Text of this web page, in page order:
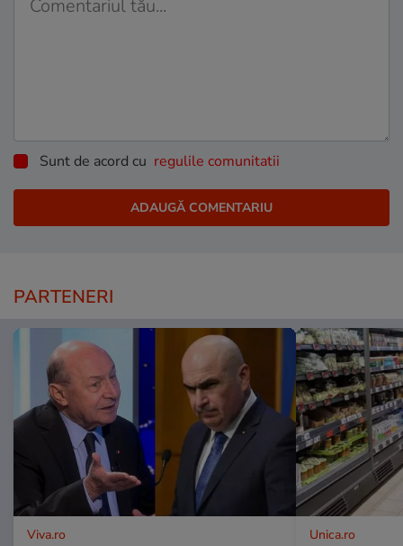
Sunt de acord cu regulile comunitatii
PARTENERI
Viva.ro Unica.ro